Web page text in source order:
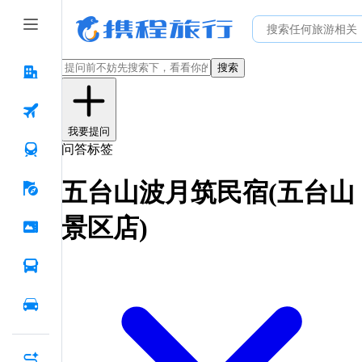
搜索
我要提问
问答标签
五台山波月筑民宿(五台山
景区店)